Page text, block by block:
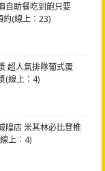
自助餐吃到飽只要
約(線上：23)
超人氣排隊葡式蛋
(線上：4)
隍店 米其林必比登推
上：4)